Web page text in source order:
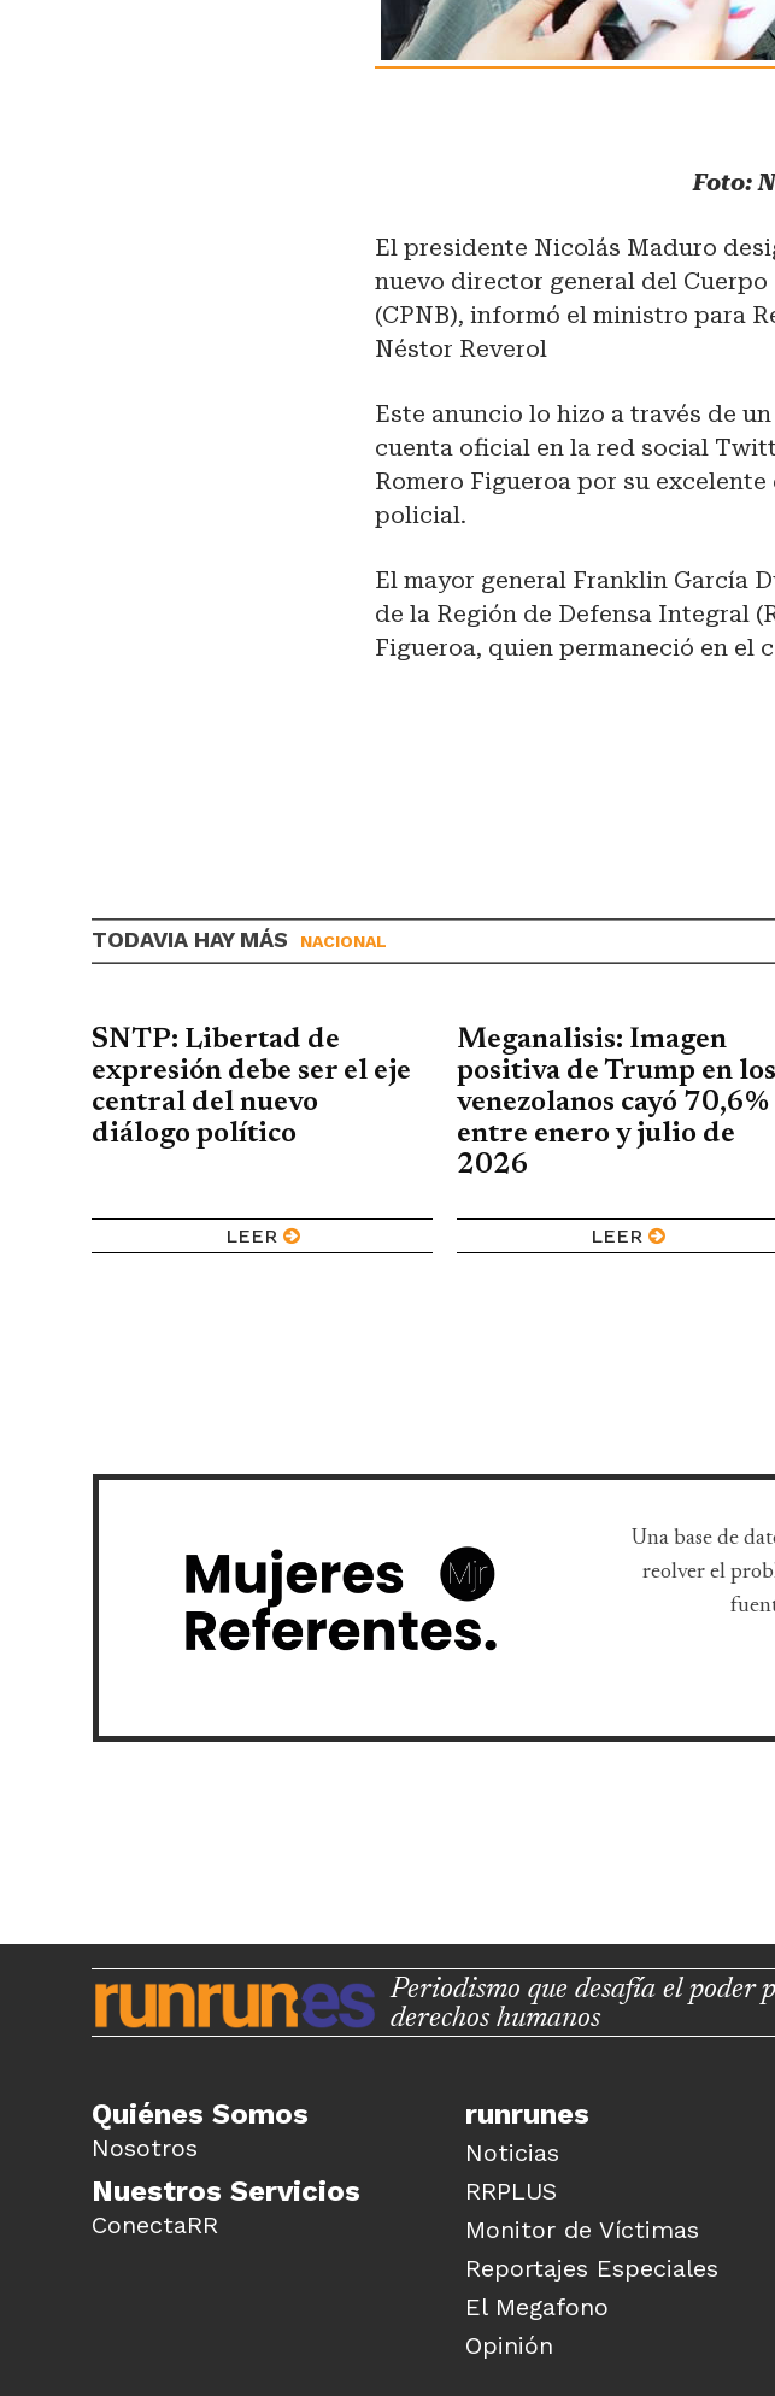
Foto:
El presidente Nicolás Maduro
nuevo director general del
(CPNB), informó el ministro para
Néstor Reverol
Este anuncio lo hizo a través de
cuenta oficial en la red social
Romero Figueroa por su
policial.
El mayor general Franklin García
de la Región de Defensa Integral
Figueroa, quien permaneció en el
TODAVIA HAY MÁS NACIONAL
SNTP: Libertad de
expresión debe ser el eje
central del nuevo
diálogo político
LEER
Meganalisis: Imagen
positiva de Trump en los
venezolanos cayó 70,6%
entre enero y julio de
2026
LEER
Una base de
reolver el
Periodismo que desafía el poder
derechos humanos
Quiénes Somos
Nosotros
Nuestros Servicios
ConectaRR
runrunes
Noticias
RRPLUS
Monitor de Víctimas
Reportajes Especiales
El Megafono
Opinión